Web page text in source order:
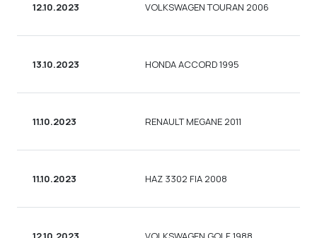
12.10.2023 VOLKSWAGEN TOURAN 2006
13.10.2023 HONDA ACCORD 1995
11.10.2023 RENAULT MEGANE 2011
11.10.2023 HAZ 3302 FIA 2008